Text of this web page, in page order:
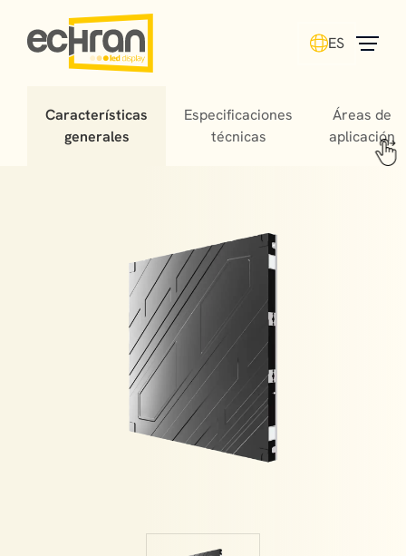
ES
Características
generales
Especificaciones
técnicas
Áreas de
aplicación
The use of LED screens in the concert world plays a
crucial role in creating a magical atmosphere.